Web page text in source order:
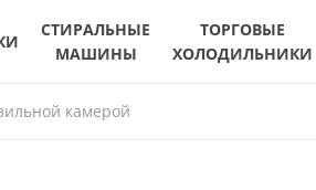
СТИРАЛЬНЫЕ
МАШИНЫ
ТОРГОВЫЕ
ХОЛОДИЛЬНИКИ
камерой